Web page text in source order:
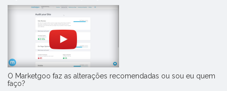
O Marketgoo faz as alterações recomendadas ou sou eu quem
faço?